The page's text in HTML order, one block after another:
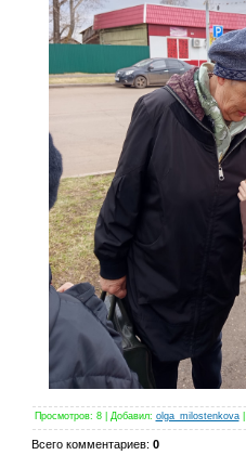
Просмотров: 8| Добавил: olga_milostenkova
Всего комментариев: 0